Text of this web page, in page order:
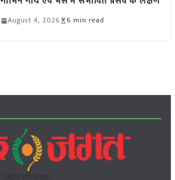
August 4, 2026 6 min read